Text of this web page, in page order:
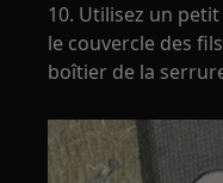
10. Utilisez un
le couvercle des
boîtier de la